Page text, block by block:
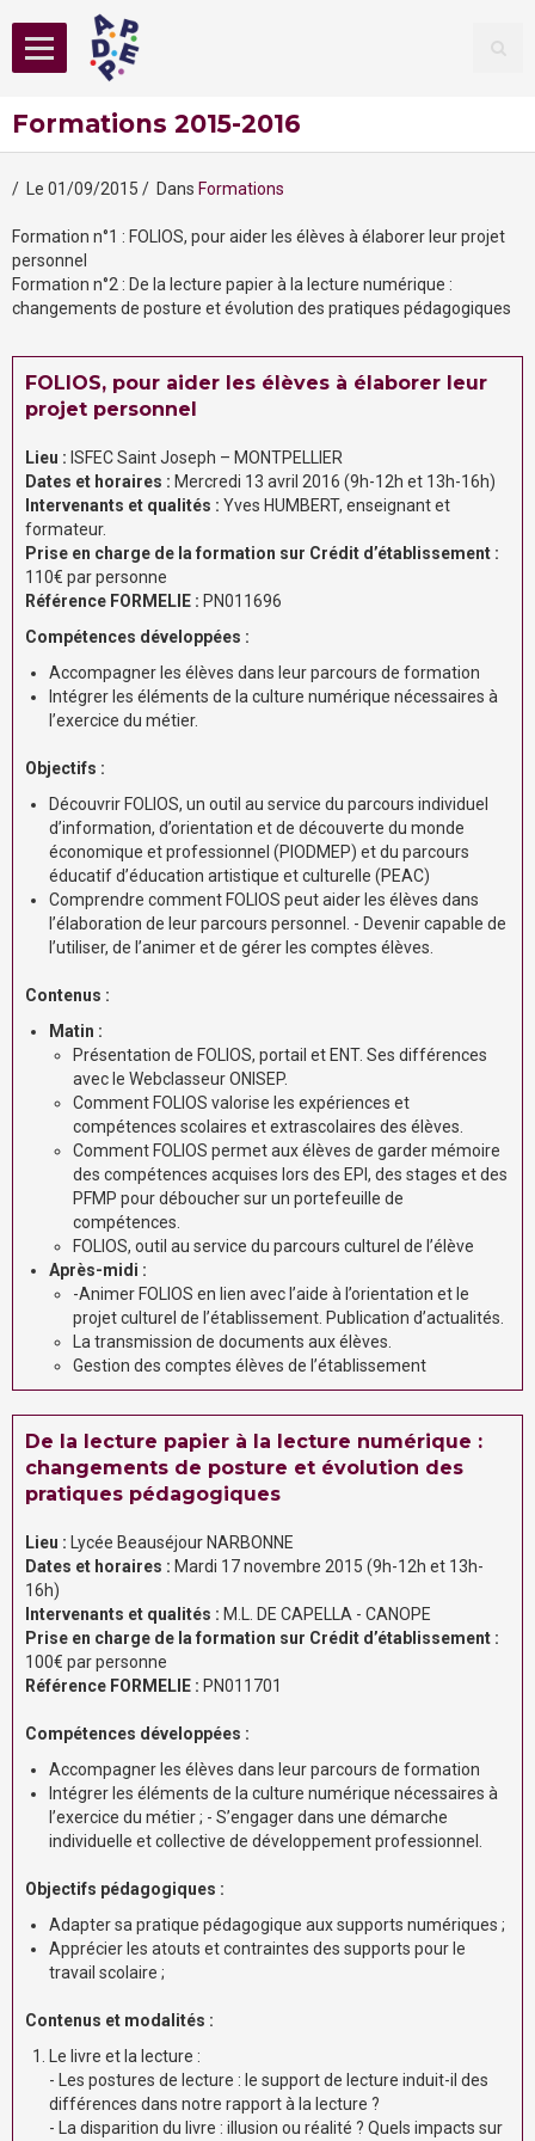
Accueil
Ressources
Contact
Mon compte
Formations 2015-2016
Le 01/09/2015 Dans Formations
Formation n°1 : FOLIOS, pour aider les élèves à élaborer leur projet
personnel
Formation n°2 : De la lecture papier à la lecture numérique :
changements de posture et évolution des pratiques pédagogiques
FOLIOS, pour aider les élèves à élaborer leur
projet personnel
Lieu : ISFEC Saint Joseph – MONTPELLIER
Dates et horaires : Mercredi 13 avril 2016 (9h-12h et 13h-16h)
Intervenants et qualités : Yves HUMBERT, enseignant et
formateur.
Prise en charge de la formation sur Crédit d’établissement :
110€ par personne
Référence FORMELIE : PN011696
Compétences développées :
Accompagner les élèves dans leur parcours de formation
Intégrer les éléments de la culture numérique nécessaires à
l’exercice du métier.
Objectifs :
Découvrir FOLIOS, un outil au service du parcours individuel
d’information, d’orientation et de découverte du monde
économique et professionnel (PIODMEP) et du parcours
éducatif d’éducation artistique et culturelle (PEAC)
Comprendre comment FOLIOS peut aider les élèves dans
l’élaboration de leur parcours personnel. - Devenir capable de
l’utiliser, de l’animer et de gérer les comptes élèves. ​
Contenus :
Matin :
Présentation de FOLIOS, portail et ENT. Ses différences
avec le Webclasseur ONISEP.
Comment FOLIOS valorise les expériences et
compétences scolaires et extrascolaires des élèves.
Comment FOLIOS permet aux élèves de garder mémoire
des compétences acquises lors des EPI, des stages et des
PFMP pour déboucher sur un portefeuille de
compétences.
FOLIOS, outil au service du parcours culturel de l’élève
Après-midi :
-Animer FOLIOS en lien avec l’aide à l’orientation et le
projet culturel de l’établissement. Publication d’actualités.
La transmission de documents aux élèves.
Gestion des comptes élèves de l’établissement
De la lecture papier à la lecture numérique :
changements de posture et évolution des
pratiques pédagogiques
Lieu : Lycée Beauséjour NARBONNE
Dates et horaires : Mardi 17 novembre 2015 (9h-12h et 13h-
16h)
Intervenants et qualités : M.L. DE CAPELLA - CANOPE
Prise en charge de la formation sur Crédit d’établissement :
100€ par personne
Référence FORMELIE : PN011701
Compétences développées :
Accompagner les élèves dans leur parcours de formation
Intégrer les éléments de la culture numérique nécessaires à
l’exercice du métier ; - S’engager dans une démarche
individuelle et collective de développement professionnel.
Objectifs pédagogiques :
Adapter sa pratique pédagogique aux supports numériques ;
Apprécier les atouts et contraintes des supports pour le
travail scolaire ;
Contenus et modalités :
Le livre et la lecture :
- ​Les postures de lecture : le support de lecture induit-il des
différences dans notre rapport à la lecture ?
- La disparition du livre : illusion ou réalité ? Quels impacts sur